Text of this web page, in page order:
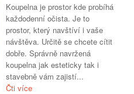
Koupelna je prostor kde probíhá
každodenní očista. Je to
prostor, který navštíví i vaše
návštěva. Určitě se chcete cítit
dobře. Správně navržená
koupelna jak esteticky tak i
stavebně vám zajistí...
Čti více